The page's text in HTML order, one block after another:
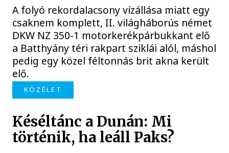
A folyó rekordalacsony vízállása miatt egy
csaknem komplett, II. világháborús német
DKW NZ 350-1 motorkerékpárbukkant elő
a Batthyány téri rakpart sziklái alól, máshol
pedig egy közel féltonnás brit akna került
elő.
KÖZÉLET
Késéltánc a Dunán: Mi
történik, ha leáll Paks?